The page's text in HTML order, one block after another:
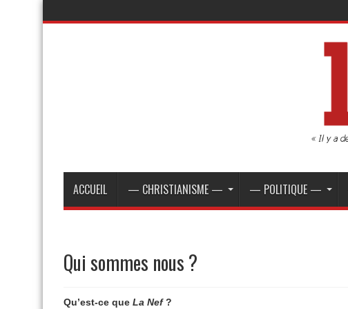
ACCUEIL — CHRISTIANISME — — POLITIQUE —
Qui sommes nous ?
Qu’est-ce que La Nef?